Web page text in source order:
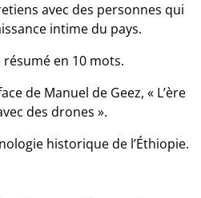
avec des personnes qui
intime du pays.
en 10 mots.
de Manuel de Geez, « L’ère
des drones ».
historique de l’Éthiopie.